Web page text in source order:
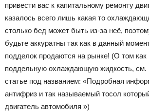
привести вас к капитальному ремонту
казалось всего лишь какая то
столько бед может быть из-за неё,
будьте аккуратны так как в данный
подделок продаются на рынке! (О том как
поддельную охлаждающую жидкость, см.
статье под названием: «Подробная
антифриз и так называемый тосол
двигатель автомобиля »)